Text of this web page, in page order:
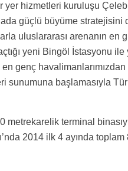
yer hizmetleri kuruluşu
güçlü büyüme stratejisini
uluslararası arenanın en
yeni Bingöl İstasyonu
genç
sunumuna başlamasıyla
metrekarelik terminal
2014 ilk 4 ayında